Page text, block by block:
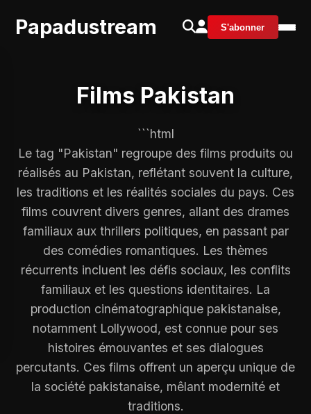
Papadustream S'abonner
Films Pakistan
```html
Le tag "Pakistan" regroupe des films produits ou
réalisés au Pakistan, reflétant souvent la culture,
les traditions et les réalités sociales du pays. Ces
films couvrent divers genres, allant des drames
familiaux aux thrillers politiques, en passant par
des comédies romantiques. Les thèmes
récurrents incluent les défis sociaux, les conflits
familiaux et les questions identitaires. La
production cinématographique pakistanaise,
notamment Lollywood, est connue pour ses
histoires émouvantes et ses dialogues
percutants. Ces films offrent un aperçu unique de
la société pakistanaise, mêlant modernité et
traditions.